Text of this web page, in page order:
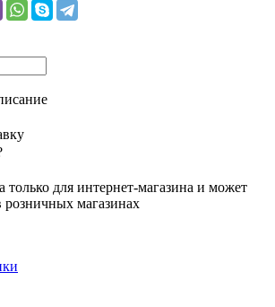
только для интернет-магазина и может
розничных магазинах